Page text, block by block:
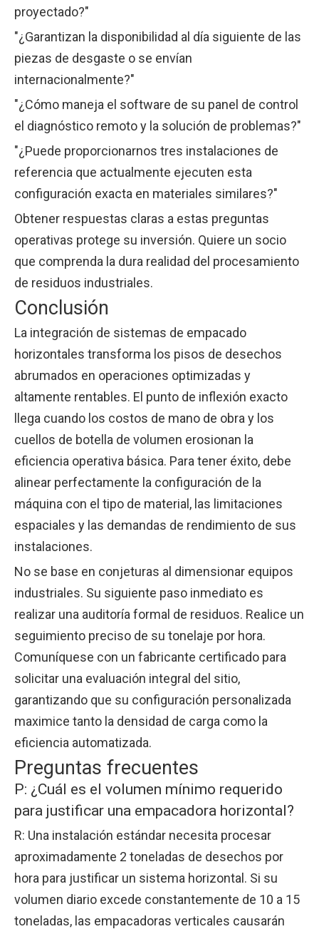
proyectado?"
"¿Garantizan la disponibilidad al día siguiente de las
piezas de desgaste o se envían
internacionalmente?"
"¿Cómo maneja el software de su panel de control
el diagnóstico remoto y la solución de problemas?"
"¿Puede proporcionarnos tres instalaciones de
referencia que actualmente ejecuten esta
configuración exacta en materiales similares?"
Obtener respuestas claras a estas preguntas
operativas protege su inversión. Quiere un socio
que comprenda la dura realidad del procesamiento
de residuos industriales.
Conclusión
La integración de sistemas de empacado
horizontales transforma los pisos de desechos
abrumados en operaciones optimizadas y
altamente rentables. El punto de inflexión exacto
llega cuando los costos de mano de obra y los
cuellos de botella de volumen erosionan la
eficiencia operativa básica. Para tener éxito, debe
alinear perfectamente la configuración de la
máquina con el tipo de material, las limitaciones
espaciales y las demandas de rendimiento de sus
instalaciones.
No se base en conjeturas al dimensionar equipos
industriales. Su siguiente paso inmediato es
realizar una auditoría formal de residuos. Realice un
seguimiento preciso de su tonelaje por hora.
Comuníquese con un fabricante certificado para
solicitar una evaluación integral del sitio,
garantizando que su configuración personalizada
maximice tanto la densidad de carga como la
eficiencia automatizada.
Preguntas frecuentes
P: ¿Cuál es el volumen mínimo requerido
para justificar una empacadora horizontal?
R: Una instalación estándar necesita procesar
aproximadamente 2 toneladas de desechos por
hora para justificar un sistema horizontal. Si su
volumen diario excede constantemente de 10 a 15
toneladas, las empacadoras verticales causarán